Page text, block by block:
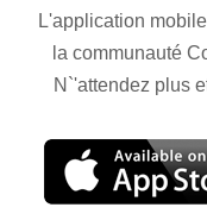
L'application
la communauté
N`'attendez plus